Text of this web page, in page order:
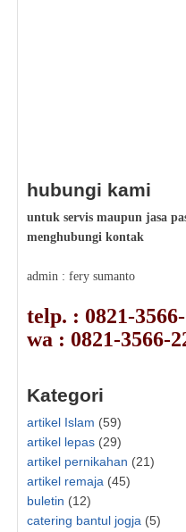
hubungi kami
untuk servis maupun jasa
menghubungi kontak
admin : fery sumanto
telp. : 0821-
wa : 0821-3566-
Kategori
artikel Islam (59)
artikel lepas (29)
artikel pernikahan (21)
artikel remaja (45)
buletin (12)
catering bantul jogja (5)